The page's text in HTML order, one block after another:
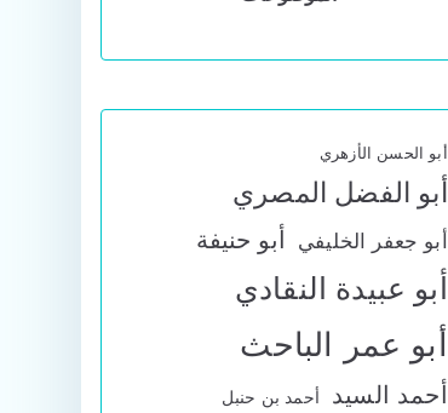
أبو الحسن الأزهري
أبو الفضل المصري
أبو جعفر الخليفي أبو حنيفة
أبو عبيدة النقادي
أبو عمر الباحث
أحمد السيد
أحمد بن حنبل